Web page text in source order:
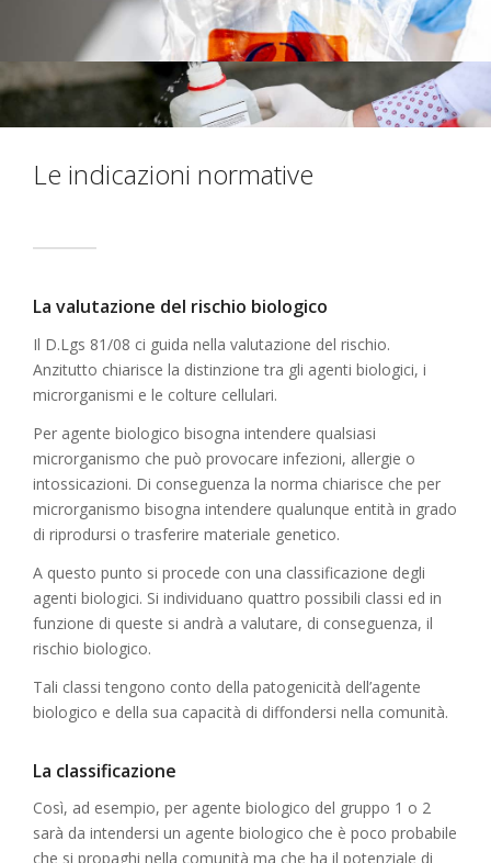
Le indicazioni normative
La valutazione del rischio biologico
Il D.Lgs 81/08 ci guida nella valutazione del rischio.
Anzitutto chiarisce la distinzione tra gli agenti biologici, i
microrganismi e le colture cellulari.
Per agente biologico bisogna intendere qualsiasi
microrganismo che può provocare infezioni, allergie o
intossicazioni. Di conseguenza la norma chiarisce che per
microrganismo bisogna intendere qualunque entità in grado
di riprodursi o trasferire materiale genetico.
A questo punto si procede con una classificazione degli
agenti biologici. Si individuano quattro possibili classi ed in
funzione di queste si andrà a valutare, di conseguenza, il
rischio biologico.
Tali classi tengono conto della patogenicità dell’agente
biologico e della sua capacità di diffondersi nella comunità.
La classificazione
Così, ad esempio, per agente biologico del gruppo 1 o 2
sarà da intendersi un agente biologico che è poco probabile
che si propaghi nella comunità ma che ha il potenziale di